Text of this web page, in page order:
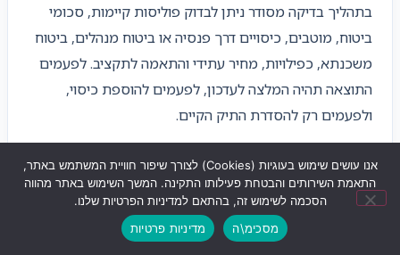
בתהליך בדיקה מסודר ניתן לבדוק פוליסות קיימות, סכומי
ביטוח, מוטבים, כיסויים דרך פנסיה או ביטוח מנהלים, ביטוח
משכנתא, כפילויות, מחיר עתידי והתאמה לתקציב. לפעמים
התוצאה תהיה המלצה לעדכון, לפעמים להוספת כיסוי,
ולפעמים רק להסדרת התיק הקיים.
היתרון בבדיקה מקצועית הוא היכולת לראות את כל התמונה
ולא רק פוליסה אחת. ביטוח חיים קשור למשפחה, הכנסות,
חובות, חסכונות ופנסיה, ולכן כדאי לבחון אותו כחלק מתכנון
לחצו לחיוג
אנו עושים שימוש בעוגיות (Cookies) לצורך שיפור חוויית המשתמש באתר,
התאמת השירותים והבטחת פעילותו התקינה. המשך השימוש באתר מהווה
הסכמה לשימוש זה, בהתאם למדיניות הפרטיות שלנו.
מסכימ\ה
מדיניות פרטיות